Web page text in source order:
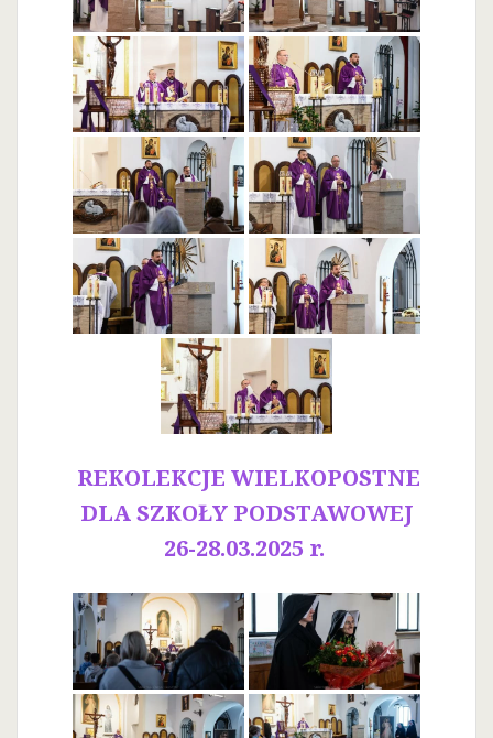
REKOLEKCJE WIELKOPOSTNE
DLA SZKOŁY PODSTAWOWEJ
26-28.03.2025 r.